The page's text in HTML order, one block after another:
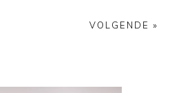
VOLGENDE »